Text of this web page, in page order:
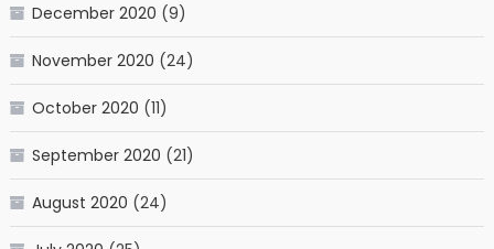
December 2020 (9)
November 2020 (24)
October 2020 (11)
September 2020 (21)
August 2020 (24)